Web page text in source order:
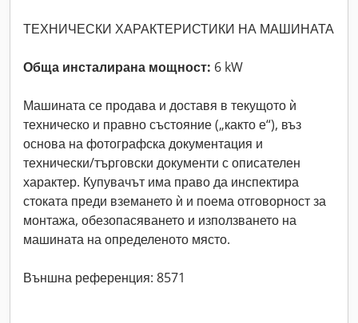
ТЕХНИЧЕСКИ ХАРАКТЕРИСТИКИ НА МАШИНАТА
Обща инсталирана мощност: 6 kW
Машината се продава и доставя в текущото ѝ
техническо и правно състояние („както е“), въз
основа на фотографска документация и
технически/търговски документи с описателен
характер. Купувачът има право да инспектира
стоката преди вземането ѝ и поема отговорност за
монтажа, обезопасяването и използването на
машината на определеното място.
Външна референция: 8571